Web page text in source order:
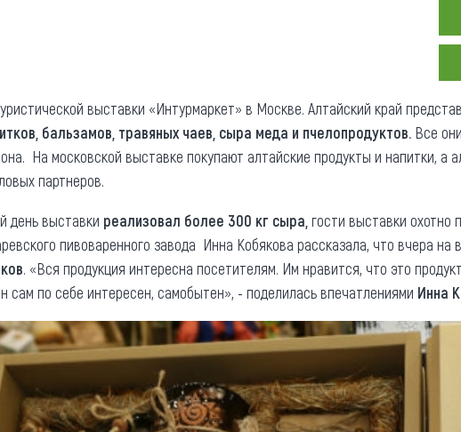
(сувениры)
Люди, прославившие Алтай
Карты и буклеты
выставки «Интурмаркет» в Москве. Алтайский край
бальзамов, травяных чаев, сыра меда и пчелопродуктов. Все
На московской выставке покупают алтайские продукты и напитки, а
партнеров.
день выставки реализовал более 300 кг сыра, гости выставки охотно
пивоваренного завода Инна Кобякова рассказала, что вчера
. «Вся продукция интересна посетителям. Им нравится, что это
сам по себе интересен, самобытен», - поделилась впечатлениями Инна